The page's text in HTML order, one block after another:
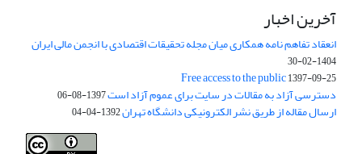
آخرین اخبار
انعقاد تفاهم نامه همکاری میان مجله تحقیقات اقتصادی با انجمن مالی ایران
1404-02-30
Free access to the public1397-09-25
دسترسی آزاد به مقالات در سایت برای عموم آزاد است1397-08-06
ارسال مقاله از طریق نشر الکترونیکی دانشگاه تهران1392-04-04